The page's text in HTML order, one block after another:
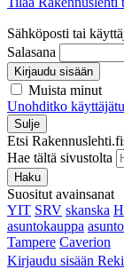
Sähköposti tai
Salasana
Kirjaudu sisään
Muista minut
Unohditko
Sulje
Etsi
Hae tältä sivustolta
Haku
Suositut avainsanat
YIT SRV skanska
asuntokauppa
Tampere Caverion
Kirjaudu sisään